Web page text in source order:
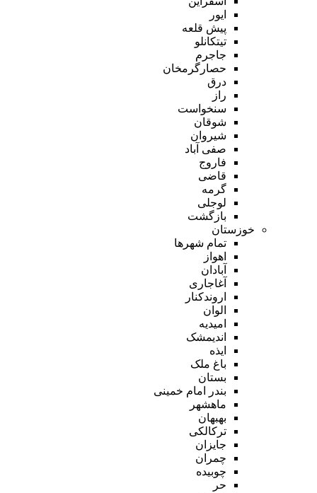
ایور
پیش قلعه
تیتکانلو
جاجرم
حصارگرمخان
درق
راز
سنخواست
شوقان
شیروان
صفی آباد
فاروج
قاضی
گرمه
لوجلی
بازگشت
خوزستان
تمام شهر‌ها
اهواز
آبادان
آغاجاری
اروندکنار
الوان
امیدیه
اندیمشک
ایذه
باغ ملک
بستان
بندر امام خمینی
ماهشهر
بهبهان
ترکالکی
جایزان
چمران
چوبیده
حر